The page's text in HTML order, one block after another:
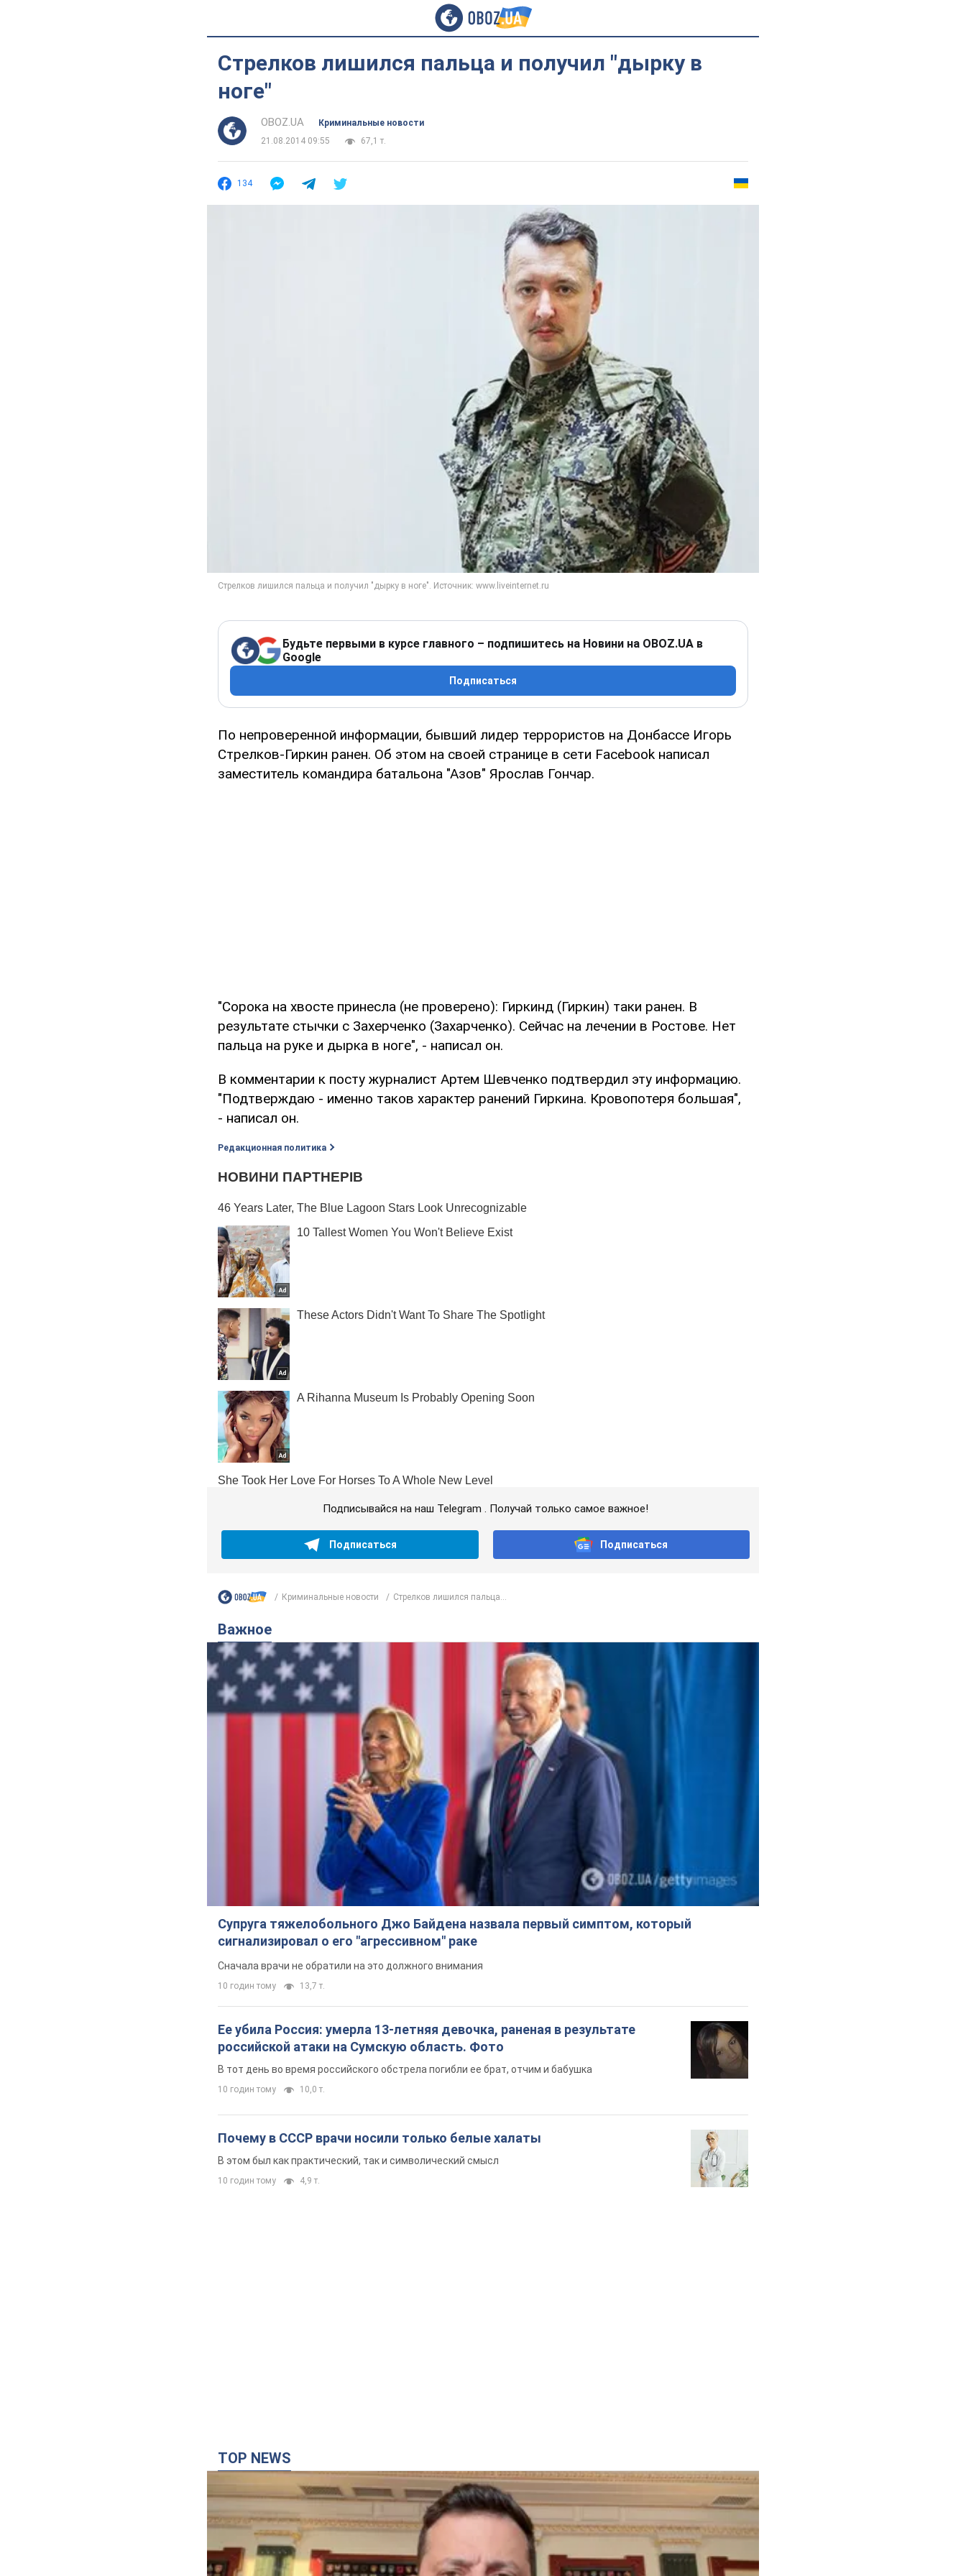
Стрелков лишился пальца и получил "дырку в
ноге"
OBOZ.UA
Криминальные новости
21.08.2014 09:55
67,1 т.
134
Будьте первыми в курсе главного – подпишитесь на Новини на OBOZ.UA в
Google
Подписаться
По непроверенной информации, бывший лидер террористов на Донбассе Игорь
Стрелков-Гиркин ранен. Об этом на своей странице в сети Facebook написал
заместитель командира батальона "Азов" Ярослав Гончар.
"Сорока на хвосте принесла (не проверено): Гиркинд (Гиркин) таки ранен. В
результате стычки с Захерченко (Захарченко). Сейчас на лечении в Ростове. Нет
пальца на руке и дырка в ноге", - написал он.
В комментарии к посту журналист Артем Шевченко подтвердил эту информацию.
"Подтверждаю - именно таков характер ранений Гиркина. Кровопотеря большая",
- написал он.
Редакционная политика
Подписывайся на наш Telegram . Получай только самое важное!
Подписаться Подписаться
Криминальные новости Стрелков лишился пальца...
Важное
Супруга тяжелобольного Джо Байдена назвала первый симптом, который
сигнализировал о его "агрессивном" раке
Сначала врачи не обратили на это должного внимания
10 годин тому 13,7 т.
Ее убила Россия: умерла 13-летняя девочка, раненая в результате
российской атаки на Сумскую область. Фото
В тот день во время российского обстрела погибли ее брат, отчим и бабушка
10 годин тому 10,0 т.
Почему в СССР врачи носили только белые халаты
В этом был как практический, так и символический смысл
10 годин тому 4,9 т.
TOP NEWS